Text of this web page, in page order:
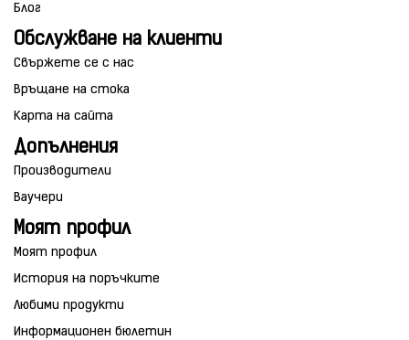
Блог
Обслужване на клиенти
Свържете се с нас
Връщане на стока
Карта на сайта
Допълнения
Производители
Ваучери
Моят профил
Моят профил
История на поръчките
Любими продукти
Информационен бюлетин